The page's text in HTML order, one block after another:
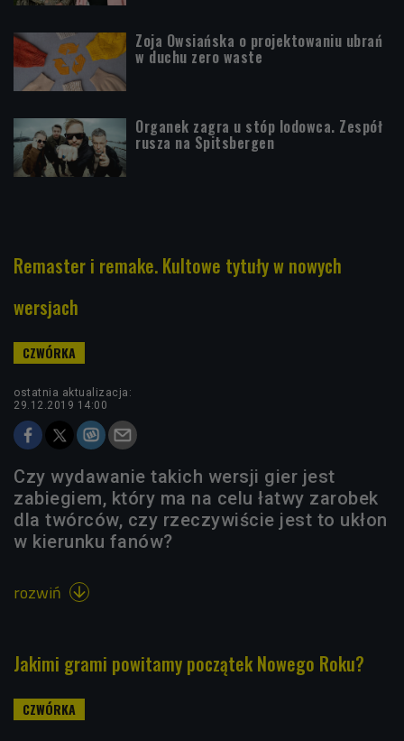
Zoja Owsiańska o projektowaniu ubrań
w duchu zero waste
Organek zagra u stóp lodowca. Zespół
rusza na Spitsbergen
Remaster i remake. Kultowe tytuły w nowych
wersjach
ostatnia aktualizacja:
29.12.2019 14:00
Czy wydawanie takich wersji gier jest
zabiegiem, który ma na celu łatwy zarobek
dla twórców, czy rzeczywiście jest to ukłon
w kierunku fanów?
rozwiń 
Jakimi grami powitamy początek Nowego Roku?